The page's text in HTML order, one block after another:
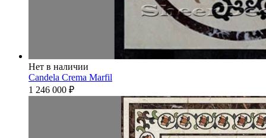
Нет в наличии
Candela Crema Marfil
1 246 000 ₽